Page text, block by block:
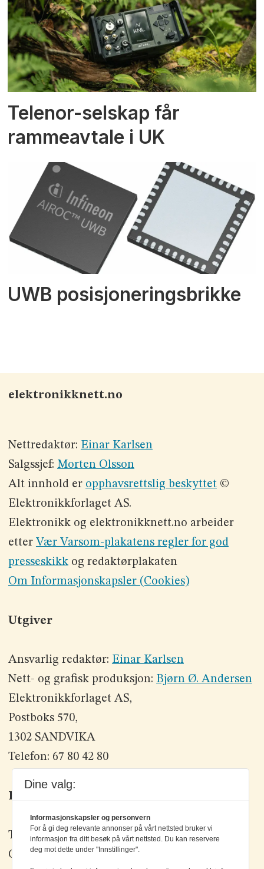
Telenor-selskap får
rammeavtale i UK
UWB posisjoneringsbrikke
elektronikknett.no
Nettredaktør: Einar Karlsen
Salgssjef: Morten Olsson
Alt innhold er opphavsrettslig beskyttet©
Elektronikkforlaget AS.
Elektronikk og elektronikknett.no arbeider
etter Vær Varsom-plakatens regler for god
presseskikkog redaktørplakaten
Om Informasjonskapsler (Cookies)
Utgiver
Ansvarlig redaktør: Einar Karlsen
Nett- og grafisk produksjon: Bjørn Ø. Andersen
Elektronikkforlaget AS,
Postboks 570,
1302 SANDVIKA
Telefon: 67 80 42 80
Kontakt oss
Tlf: +47 67 80 42 80
Olav Brunborgs vei 6, 1396 Billingstad
Dine valg:
Informasjonskapsler og personvern
For å gi deg relevante annonser på vårt nettsted bruker vi
informasjon fra ditt besøk på vårt nettsted. Du kan reservere
deg mot dette under "Innstillinger".